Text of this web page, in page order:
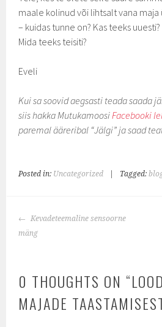
maale kolinud või lihtsalt vana maja
– kuidas tunne on? Kas teeks
Mida teeks teisiti?
Eveli
Kui sa soovid aegsasti teada saada
siis hakka MutukamoosiFacebooki
paremal ääreribal “Jälgi” ja saad
Posted in: Uncategorized Tagged:
POST
NAVIGATION
Kevadeteemaline sensoorne
mäng
0 THOUGHTS ON “
MAJADE